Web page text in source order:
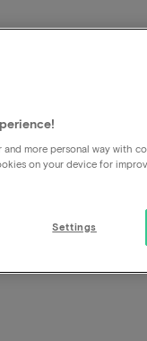
and more personal way with
on your device for
Settings